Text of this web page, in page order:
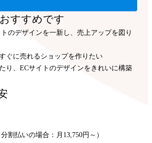
すすめです
のデザインを一新し、売上アップを図り
ぐに売れるショップを作りたい
り、ECサイトのデザインをきれいに構築
割払いの場合：月13,750円～）